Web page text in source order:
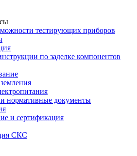
тестирующих приборов
по заделке компонентов
нормативные документы
и сертификация
СКС